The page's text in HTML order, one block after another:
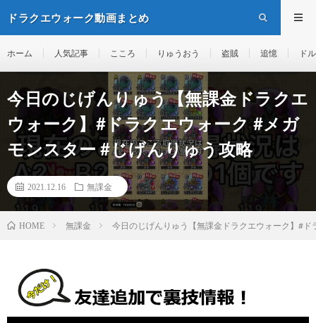
ドラクエウォーク動画まとめ
ホーム 人気記事 こころ りゅうおう 盗賊 追憶 ド
今日のじげんりゅう【無課金ドラクエ
ウォーク】#ドラクエウォーク #メガ
モンスター #じげんりゅう攻略
2021.12.16 無課金
HOME 無課金 今日のじげんりゅう【無課金ドラクエウォーク】#